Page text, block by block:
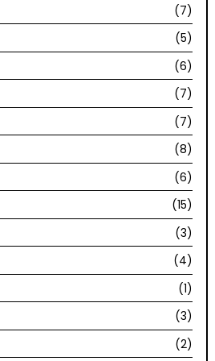
(7)
(5)
(6)
(7)
(7)
(8)
(6)
(15)
(3)
(4)
(1)
(3)
(2)